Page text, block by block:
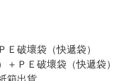
覆）
定假日）